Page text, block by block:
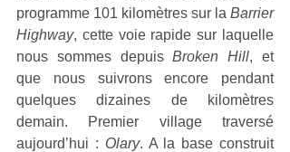
programme 101 kilomètres sur la Barrier
Highway, cette voie rapide sur laquelle
nous sommes depuis Broken Hill, et
que nous suivrons encore pendant
quelques dizaines de kilomètres
demain. Premier village traversé
aujourd’hui : Olary. A la base construit